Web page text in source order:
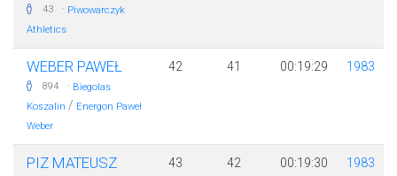
43 · Piwowarczyk
Athletics
WEBER PAWEŁ
894 · Biegolas
Koszalin / Energon Paweł
Weber
42 41 00:19:29 1983
PIZ MATEUSZ 43 42 00:19:30 1983